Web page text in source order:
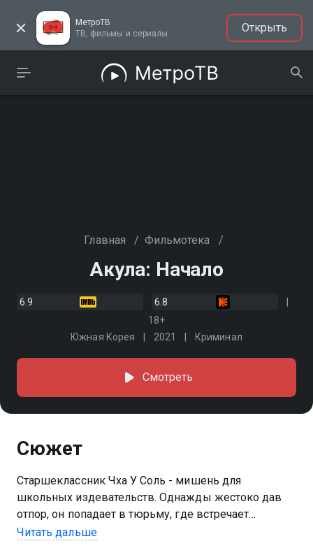
МетроТВ
ТВ, фильмы и сериалы
Открыть
Главная / Фильмотека /
Акула: Начало
6.9
6.8
18+
Южная Корея
2021 Криминал
Смотреть
Сюжет
Старшеклассник Чха У Соль - мишень для
школьных издевательств. Однажды жестоко дав
отпор, он попадает в тюрьму, где встречает
чемпиона по боям без правил. Тот соглашается
Читать дальше